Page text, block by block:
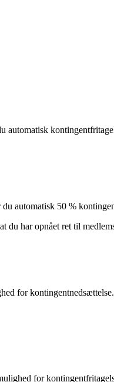
automatisk 50 %
har opnået ret til
for kontingentnedsættelse.
for